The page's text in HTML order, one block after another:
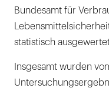
Bundesamt für
statistisch
Insgesamt wurden